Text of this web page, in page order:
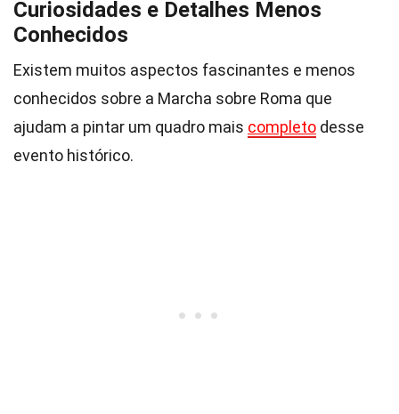
Curiosidades e Detalhes Menos
Conhecidos
Existem muitos aspectos fascinantes e menos
conhecidos sobre a Marcha sobre Roma que
ajudam a pintar um quadro mais completo desse
evento histórico.